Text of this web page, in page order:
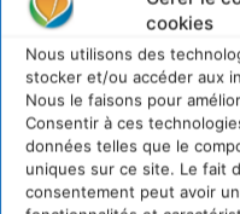
cookies
Nous utilisons des
stocker et/ou accéder aux
Nous le faisons pour
Consentir à ces
données telles que le
uniques sur ce site. Le fait
consentement peut avoir
effets
Je suis toujours
Narbonne qui
portée de tous
surtout quand
totalement.J’ai
polluants que
quotidien : «